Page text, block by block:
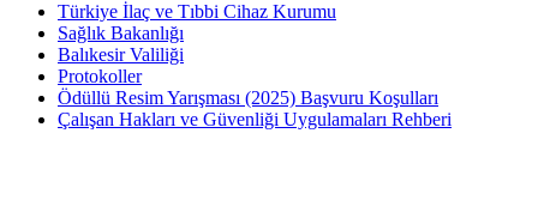
Türkiye İlaç ve Tıbbi Cihaz Kurumu
Sağlık Bakanlığı
Balıkesir Valiliği
Protokoller
Ödüllü Resim Yarışması (2025) Başvuru Koşulları
Çalışan Hakları ve Güvenliği Uygulamaları Rehberi